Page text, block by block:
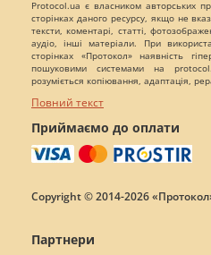
Protocol.ua є власником авторських
сторінках даного ресурсу, якщо не
тексти, коментарі, статті,
аудіо, інші матеріали. При
сторінках «Протокол» наявність
пошуковими системами на
розуміється копіювання, адаптація,
Повний текст
Приймаємо до оплати
Copyright © 2014-2026
Партнери